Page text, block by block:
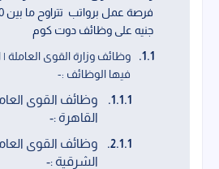
جنيه على وظائف دوت كوم
وظائف وزارة القوى العاملة |
فيها الوظائف :-
وظائف القوى
القاهرة :-
وظائف القوى
الشرقية :-